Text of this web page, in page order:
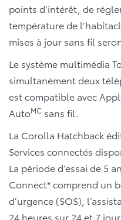
points d’intérêt, de
température de
mises à jour sans fil
Le système multimédia
simultanément deux
est compatible avec
AutoMC sans fil.
La Corolla Hatchback
Services connectés
La période d’essai de 5
Connect* comprend un
d’urgence (SOS),
24 heures sur 24 et 7